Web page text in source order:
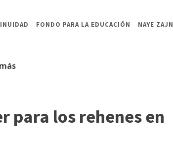
FONDO PARA LA EDUCACIÓN NAYE ZAJN
para los rehenes en